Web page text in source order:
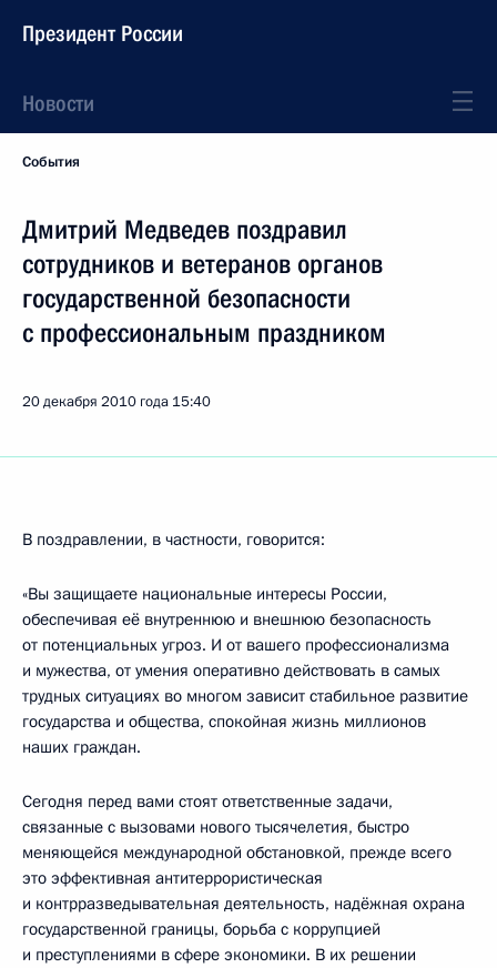
Президент России
Новости
События
Дмитрий Медведев поздравил
сотрудников и ветеранов органов
государственной безопасности
с профессиональным праздником
20 декабря 2010 года 15:40
В поздравлении, в частности, говорится:
«Вы защищаете национальные интересы России,
обеспечивая её внутреннюю и внешнюю безопасность
от потенциальных угроз. И от вашего профессионализма
и мужества, от умения оперативно действовать в самых
трудных ситуациях во многом зависит стабильное развитие
государства и общества, спокойная жизнь миллионов
наших граждан.
Сегодня перед вами стоят ответственные задачи,
связанные с вызовами нового тысячелетия, быстро
меняющейся международной обстановкой, прежде всего
это эффективная антитеррористическая
и контрразведывательная деятельность, надёжная охрана
государственной границы, борьба с коррупцией
и преступлениями в сфере экономики. В их решении